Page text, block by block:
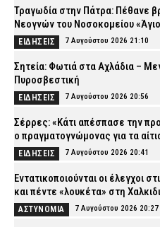
Τραγωδία στην Πάτρα: Πέθανε
Νεογνών του Νοσοκομείου
ΕΙΔΗΣΕΙΣ 7 Αυγούστου 2026 21:10
Σητεία: Φωτιά στα Αχλάδια –
Πυροσβεστική
ΕΙΔΗΣΕΙΣ 7 Αυγούστου 2026 20:56
Σέρρες: «Κάτι απέσπασε την
ο πραγματογνώμονας για τα
ΕΙΔΗΣΕΙΣ 7 Αυγούστου 2026 20:41
Εντατικοποιούνται οι έλεγχοι
και πέντε «λουκέτα» στη
ΑΣΤΥΝΟΜΙΑ 7 Αυγούστου 2026 20:27